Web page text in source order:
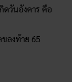
ดวันอังคาร คือ
ลงท้าย 65